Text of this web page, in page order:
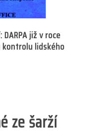
již v roce
lidského
ze šarží